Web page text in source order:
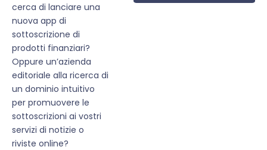
cerca di lanciare una
nuova app di
sottoscrizione di
prodotti finanziari?
Oppure un’azienda
editoriale alla ricerca di
un dominio intuitivo
per promuovere le
sottoscrizioni ai vostri
servizi di notizie o
riviste online?